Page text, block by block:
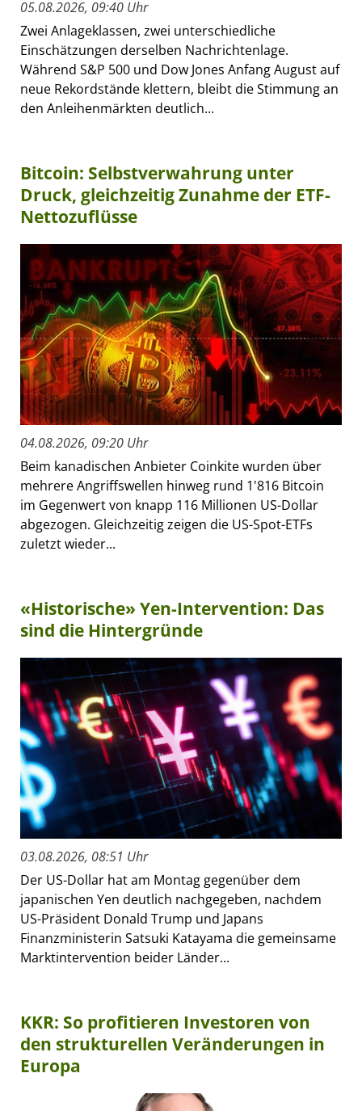
05.08.2026, 09:40 Uhr
Zwei Anlageklassen, zwei unterschiedliche
Einschätzungen derselben Nachrichtenlage.
Während S&P 500 und Dow Jones Anfang August auf
neue Rekordstände klettern, bleibt die Stimmung an
den Anleihenmärkten deutlich...
Bitcoin: Selbstverwahrung unter
Druck, gleichzeitig Zunahme der ETF-
Nettozuflüsse
04.08.2026, 09:20 Uhr
Beim kanadischen Anbieter Coinkite wurden über
mehrere Angriffswellen hinweg rund 1'816 Bitcoin
im Gegenwert von knapp 116 Millionen US-Dollar
abgezogen. Gleichzeitig zeigen die US-Spot-ETFs
zuletzt wieder...
«Historische» Yen-Intervention: Das
sind die Hintergründe
03.08.2026, 08:51 Uhr
Der US-Dollar hat am Montag gegenüber dem
japanischen Yen deutlich nachgegeben, nachdem
US-Präsident Donald Trump und Japans
Finanzministerin Satsuki Katayama die gemeinsame
Marktintervention beider Länder...
KKR: So profitieren Investoren von
den strukturellen Veränderungen in
Europa